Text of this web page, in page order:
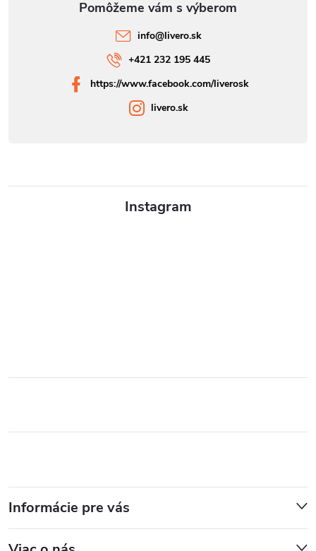
Instagram
Informácie pre vás
info@livero.sk
+421 232 195 445
https://www.facebook.com/liverosk
livero.sk